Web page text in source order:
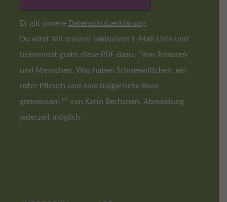
Es gilt unsere Datenschutzerklärung.
Du wirst Teil unserer exklusiven E-Mail-Liste und
bekommst gratis diese PDF dazu: “Von Tomaten
und Menschen. Was haben Schneewittchen, ein
roter Pfirsich und eine bulgarische Rose
gemeinsam?” von Karin Bechstein. Abmeldung
jederzeit möglich.